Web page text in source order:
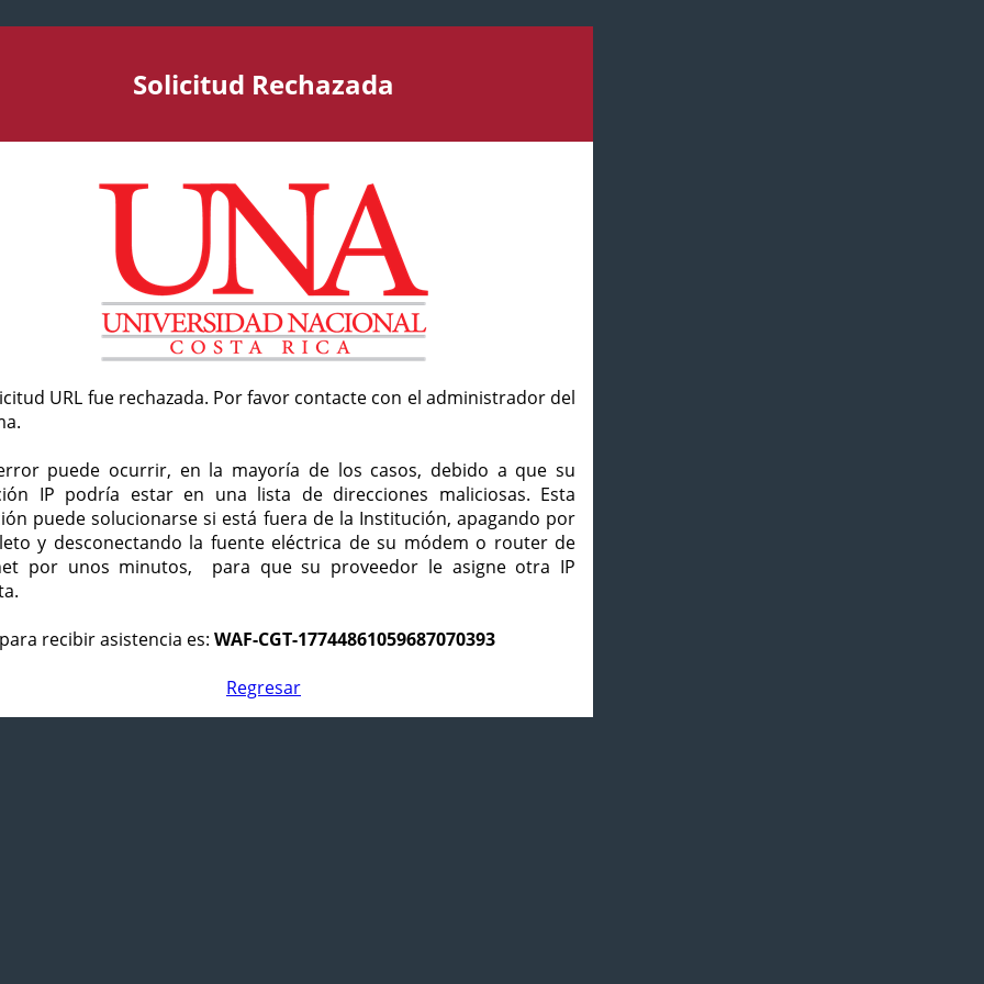
Solicitud Rechazada
URL fue rechazada. Por favor contacte con el administrador del
puede ocurrir, en la mayoría de los casos, debido a que su
IP podría estar en una lista de direcciones maliciosas. Esta
puede solucionarse si está fuera de la Institución, apagando por
y desconectando la fuente eléctrica de su módem o router de
por unos minutos, para que su proveedor le asigne otra IP
recibir asistencia es: WAF-CGT-17744861059687070393
Regresar